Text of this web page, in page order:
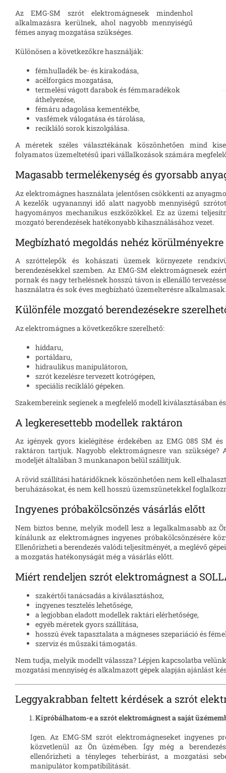
Az EMG-SM szrót elektromágnesek mindenhol
alkalmazásra kerülnek, ahol nagyobb mennyiségű
fémes anyag mozgatása szükséges.
Különösen a következőkre használják:
fémhulladék be- és kirakodása,
acélforgács mozgatása,
termelési vágott darabok és fémmaradékok
áthelyezése,
fémáru adagolása kementékbe,
vasfémek válogatása és tárolása,
recikláló sorok kiszolgálása.
A méretek széles választékának köszönhetően mind
folyamatos üzemeltetésű ipari vállalkozások számára
Magasabb termelékenység és gyorsabb
Az elektromágnes használata jelentősen csökkenti az
A kezelők ugyanannyi idő alatt nagyobb mennyiségű
hagyományos mechanikus eszközökkel. Ez az üzemi
mozgató berendezések hatékonyabb kihasználásához vezet.
Megbízható megoldás nehéz körülményekre
A szróttelepők és kohászati üzemek környezete
berendezésekkel szemben. Az EMG-SM elektromágnesek
pornak és nagy terhelésnek hosszú távon is ellenálló
használatra és sok éves megbízható üzemeltетésre alkalmasak.
Különféle mozgató berendezésekre
Az elektromágnes a következőkre szerelhető:
híddaru,
portáldaru,
hidraulikus manipulátoron,
szrót kezelésre tervezett kotrógépen,
speciális recikláló gépeken.
Szakembereink segíenek a megfelelő modell kiválasztásában
A legkeresettebb modellek raktáron
Az igények gyors kielégítése érdekében az EMG 085 SM
raktáron tartjuk. Nagyobb elektromágnesre van szüksége?
modeljét általában 3 munkanapon belül szállítjuk.
A rövid szállítási határidőknek köszönhetően nem kell
beruházásokat, és nem kell hosszú üzemszünetekkel
Ingyenes próbakölcsönzés vásárlás előtt
Nem biztos benne, melyik modell lesz a legalkalmasabb az
kínálunk az elektromágnes ingyenes próbakölcsönzésére
Ellenőrizheti a berendezés valódi teljesítményét, a meglévő
a mozgatás hatékonyságát még a vásárlás előtt.
Miért rendeljen szrót elektromágnest a
szakértői tanácsadás a kiválasztáshoz,
ingyenes tesztelés lehetősége,
a legjobban eladott modellek raktári elérhetősége,
egyéb méretek gyors szállítása,
hosszú évek tapasztalata a mágneses szepariáció és
szerviz és műszaki támogatás.
Nem tudja, melyik modellt válassza? Lépjen kapcsolatba
mozgatási mennyiség és alkalmazott gépek alapján ajánlást
Leggyakrabban feltett kérdések a szrót
Kipróbálhatom-e a szrót elektromágnest a saját
Igen. Az EMG-SM szrót elektromágneseket ingyenes
közvetlenül az Ön üzémében. Így még a
ellenőrizheti a tényleges teherbirást, a mozgatási
manipulátor kompatibilitását.